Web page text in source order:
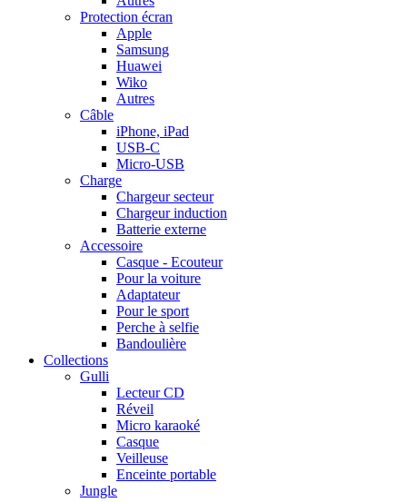
Protection écran
Apple
Samsung
Huawei
Wiko
Autres
Câble
iPhone, iPad
USB-C
Micro-USB
Charge
Chargeur secteur
Chargeur induction
Batterie externe
Accessoire
Casque - Ecouteur
Pour la voiture
Adaptateur
Pour le sport
Perche à selfie
Bandoulière
Collections
Gulli
Lecteur CD
Réveil
Micro karaoké
Casque
Veilleuse
Enceinte portable
Jungle